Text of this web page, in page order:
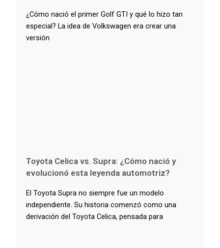
¿Cómo nació el primer Golf GTI y qué lo hizo tan
especial? La idea de Volkswagen era crear una
versión
Toyota Celica vs. Supra: ¿Cómo nació y
evolucionó esta leyenda automotriz?
El Toyota Supra no siempre fue un modelo
independiente. Su historia comenzó como una
derivación del Toyota Celica, pensada para